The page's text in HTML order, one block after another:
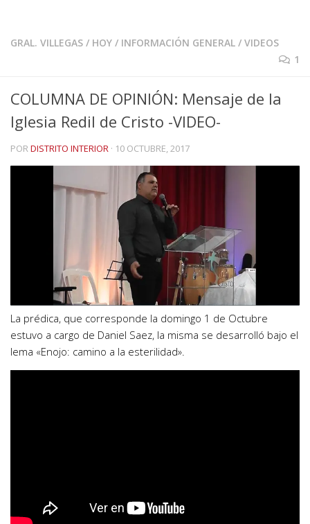
GRAL. VILLEGAS / HOY / INFORMACIÓN GENERAL / VIDEOS
1
COLUMNA DE OPINIÓN: Mensaje de la
Iglesia Redil de Cristo -VIDEO-
PORDISTRITO INTERIOR · 10 OCTUBRE, 2017
La prédica, que corresponde la domingo 1 de Octubre
estuvo a cargo de Daniel Saez, la misma se desarrolló bajo el
lema «Enojo: camino a la esterilidad».